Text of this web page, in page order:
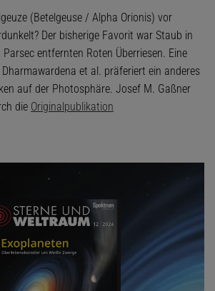
(Betelgeuse / Alpha Orionis) vor
Der bisherige Favorit war Staub in
entfernten Roten Überriesen. Eine
et al. präferiert ein anderes
auf der Photosphäre. Josef M. Gaßner
die Originalpublikation